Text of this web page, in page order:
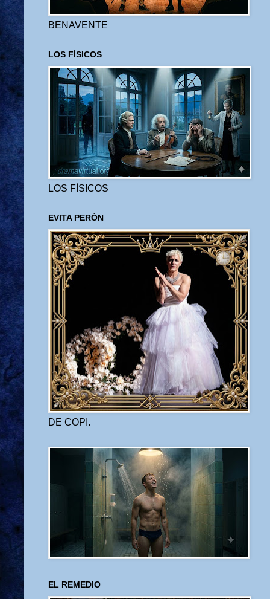
BENAVENTE
LOS FÍSICOS
LOS FÍSICOS
EVITA PERÓN
DE COPI.
EL REMEDIO